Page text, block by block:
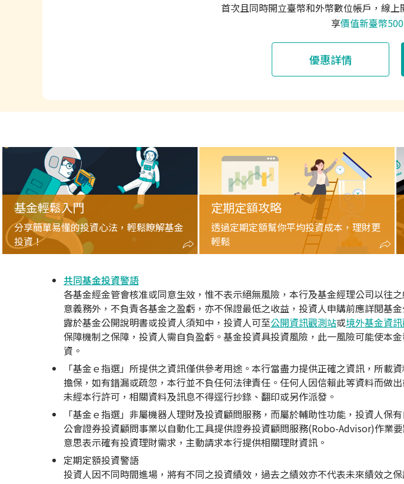
首次且同時開立臺幣和外幣數位帳戶，線
享價值新臺幣
優惠詳情
基金輕鬆入門
分享簡單易懂的投資心法，輕鬆瞭解基金
投資！
定期定額攻略
透過定期定額幫你平均投資成本，理財更
輕鬆
共同基金投資警語
各基金經金管會核准或同意生效，惟不表示絕無風險，本行及基金經理公司以往
意義務外，不負責各基金之盈虧，亦不保證最低之收益，投資人申購前應詳閱基
露於基金公開說明書或投資人須知中，投資人可至公開資訊觀測站或境外基金資
保障機制之保障，投資人需自負盈虧。基金投資具投資風險，此一風險可能使本
資。
「基金ｅ指選」所提供之資訊僅供參考用途。本行當盡力提供正確之資訊，所
擔保，如有錯漏或疏忽，本行並不負任何法律責任。任何人因信賴此等資料而做
未經本行許可，相關資料及訊息不得逕行抄錄、翻印或另作派發。
「基金ｅ指選」非屬機器人理財及投資顧問服務，而屬於輔助性功能，投資人
公會證券投資顧問事業以自動化工具提供證券投資顧問服務(Robo-Advisor)作業
意思表示確有投資理財需求，主動請求本行提供相關理財資訊。
定期定額投資警語
投資人因不同時間進場，將有不同之投資績效，過去之績效亦不代表未來績效之保